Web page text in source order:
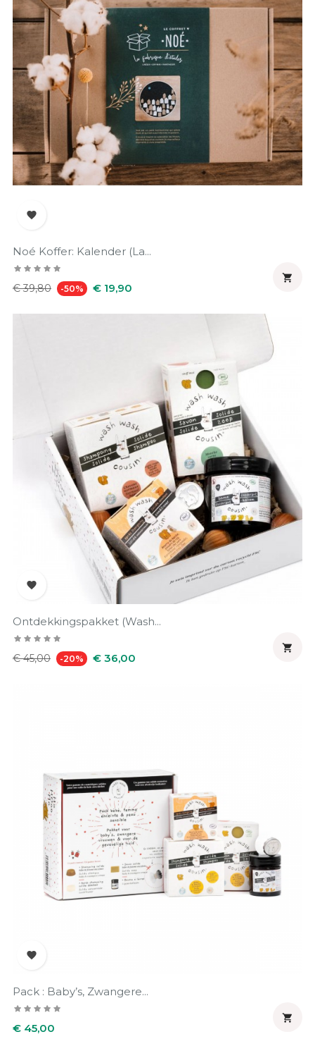

Noé Koffer: Kalender (La...
Normale
€ 39,80 -50% Prijs
€ 19,90


Ontdekkingspakket (Wash...
Normale
€ 45,00 -20% Prijs
€ 36,00


Pack : Baby’s, Zwangere...
Prijs
€ 45,00
